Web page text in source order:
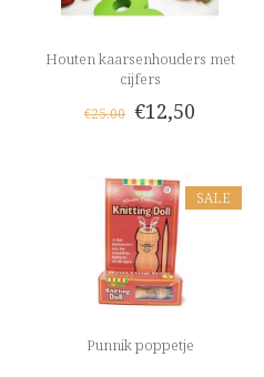
Houten kaarsenhouders met
cijfers
€25,00 €12,50
SALE
Punnik poppetje